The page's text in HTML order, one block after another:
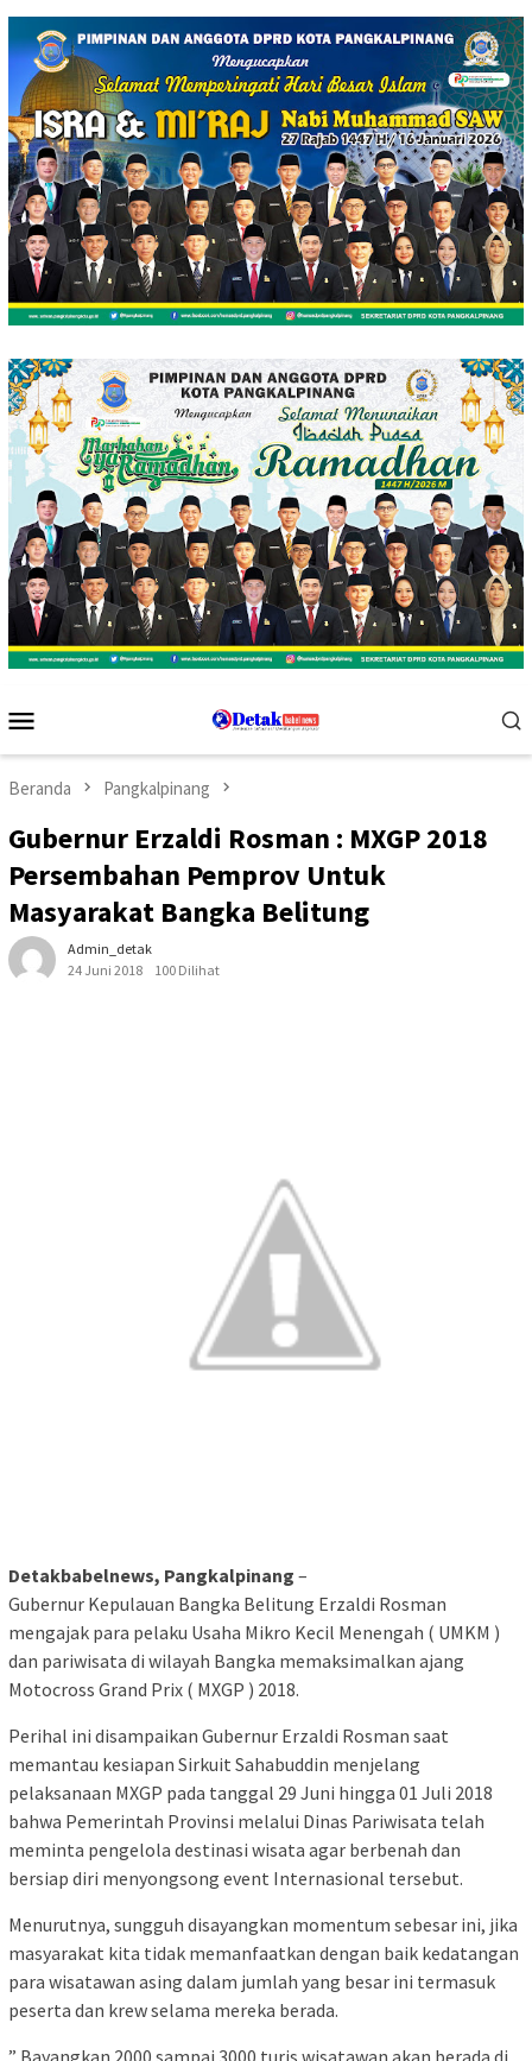
Loncat
konten
Mobile
Beranda Pangkalpinang
Gubernur Erzaldi Rosman : MXGP 2018
Persembahan Pemprov Untuk
Masyarakat Bangka Belitung
Admin_detak
24 Juni 2018
100 Dilihat
Detakbabelnews, Pangkalpinang –
Gubernur Kepulauan Bangka Belitung Erzaldi Rosman
mengajak para pelaku Usaha Mikro Kecil Menengah ( UMKM )
dan pariwisata di wilayah Bangka memaksimalkan ajang
Motocross Grand Prix ( MXGP ) 2018.
Perihal ini disampaikan Gubernur Erzaldi Rosman saat
memantau kesiapan Sirkuit Sahabuddin menjelang
pelaksanaan MXGP pada tanggal 29 Juni hingga 01 Juli 2018
bahwa Pemerintah Provinsi melalui Dinas Pariwisata telah
meminta pengelola destinasi wisata agar berbenah dan
bersiap diri menyongsong event Internasional tersebut.
Menurutnya, sungguh disayangkan momentum sebesar ini, jika
masyarakat kita tidak memanfaatkan dengan baik kedatangan
para wisatawan asing dalam jumlah yang besar ini termasuk
peserta dan krew selama mereka berada.